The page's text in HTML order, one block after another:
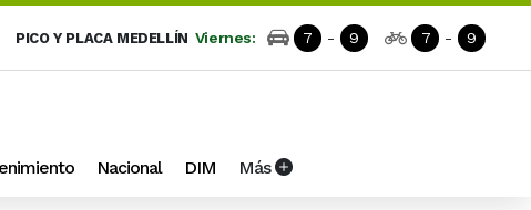
PICO Y PLACA MEDELLÍN Viernes: 7 - 9 7 - 9
Nacional DIM Más